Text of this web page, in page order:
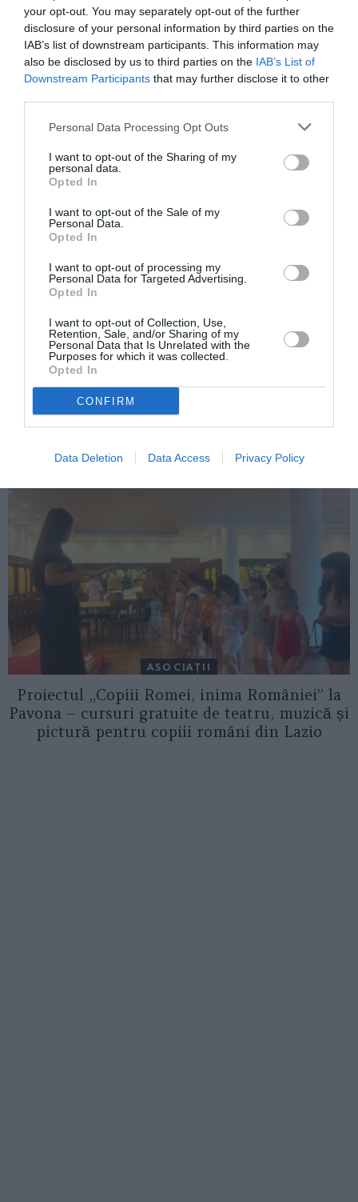
your opt-out. You may separately opt-out of the further
disclosure of your personal information by third parties on the
IAB’s list of downstream participants. This information may
also be disclosed by us to third parties on the IAB’s List of
Downstream Participants that may further disclose it to other
Personal Data Processing Opt Outs
I want to opt-out of the Sharing of my
personal data.
Opted In
I want to opt-out of the Sale of my
Personal Data.
Opted In
I want to opt-out of processing my
Personal Data for Targeted Advertising.
Opted In
I want to opt-out of Collection, Use,
Retention, Sale, and/or Sharing of my
Personal Data that Is Unrelated with the
Purposes for which it was collected.
Opted In
CONFIRM
Data Deletion Data Access Privacy Policy
produce vaccinul rusesc Sputnik V, cel
puțin 10 milioane de doze
Următorul articol
Ramona Bădescu face dezvăluirea anului:
AȚI PUTEA DORI DE
Concursul Miss Badante 2026: informații
despre înscrieri și participare
ASOCIAŢII
Proiectul „Copiii Romei, inima României” la
Pavona – cursuri gratuite de teatru, muzică și
pictură pentru copiii români din Lazio